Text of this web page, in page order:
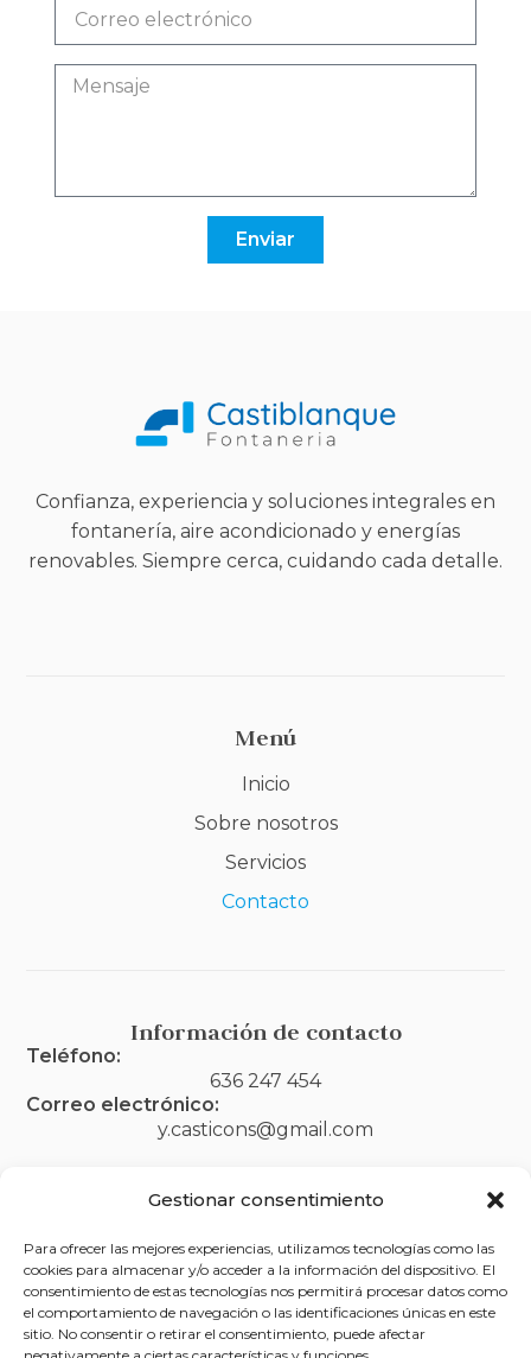
Gestionar consentimiento
Para ofrecer las mejores experiencias, utilizamos tecnologías como las
cookies para almacenar y/o acceder a la información del dispositivo. El
consentimiento de estas tecnologías nos permitirá procesar datos como
el comportamiento de navegación o las identificaciones únicas en este
sitio. No consentir o retirar el consentimiento, puede afectar
Enviar
Confianza, experiencia y soluciones integrales en
fontanería, aire acondicionado y energías
renovables. Siempre cerca, cuidando cada detalle.
Menú
Inicio
Sobre nosotros
Servicios
Contacto
Información de contacto
Teléfono:
636 247 454
Correo electrónico:
y.casticons@gmail.com
Legal
Aviso legal
Política de privacidad